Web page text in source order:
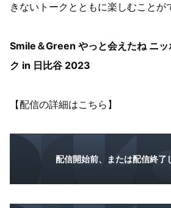
きないトークとともに楽しむことが
Smile＆Green やっと会えたね ニ
ク in 日比谷 2023
【配信の詳細はこちら】
配信開始前、または配信終了